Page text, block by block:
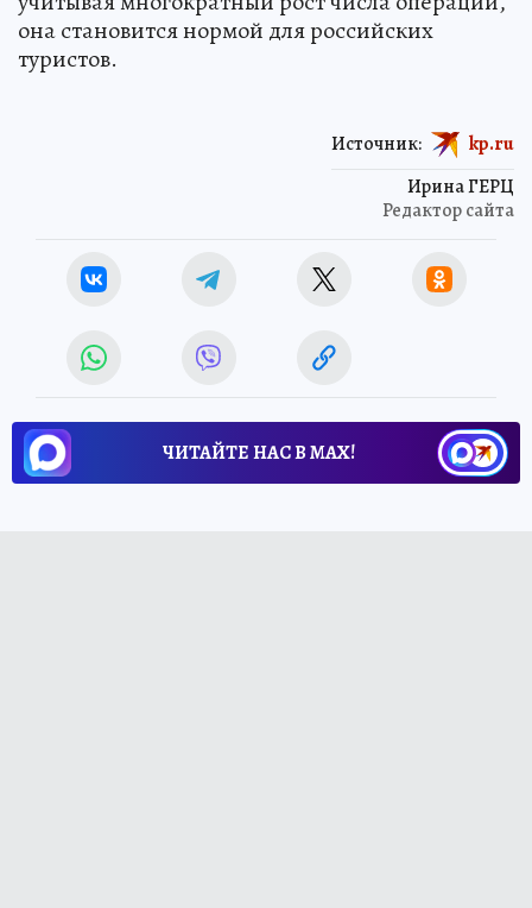
она становится нормой для российских
туристов.
Ирина ГЕРЦ
Редактор сайта
Источник: kp.ru
ЧИТАЙТЕ НАС В МАХ!